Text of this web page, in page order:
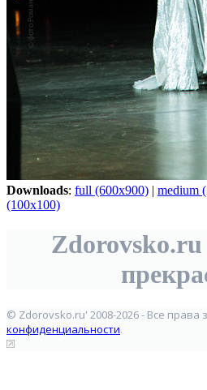
Downloads: full (600x900) | medium
(100x100)
© Zdorovsko.ru' 2008-2026 - Все
конфиденциальности.